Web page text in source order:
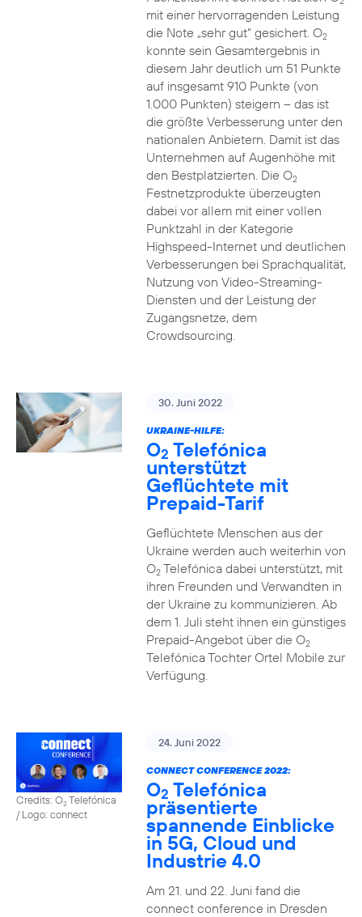
mit einer hervorragenden Leistung
die Note „sehr gut“ gesichert. O2
konnte sein Gesamtergebnis in
diesem Jahr deutlich um 51 Punkte
auf insgesamt 910 Punkte (von
1.000 Punkten) steigern – das ist
die größte Verbesserung unter den
nationalen Anbietern. Damit ist das
Unternehmen auf Augenhöhe mit
den Bestplatzierten. Die O2
Festnetzprodukte überzeugten
dabei vor allem mit einer vollen
Punktzahl in der Kategorie
Highspeed-Internet und deutlichen
Verbesserungen bei Sprachqualität,
Nutzung von Video-Streaming-
Diensten und der Leistung der
Zugangsnetze, dem
Crowdsourcing.
30. Juni 2022
UKRAINE-HILFE:
O2 Telefónica
unterstützt
Geflüchtete mit
Prepaid-Tarif
Geflüchtete Menschen aus der
Ukraine werden auch weiterhin von
O2Telefónica dabei unterstützt, mit
ihren Freunden und Verwandten in
der Ukraine zu kommunizieren. Ab
dem 1. Juli steht ihnen ein günstiges
Prepaid-Angebot über die O2
Telefónica Tochter Ortel Mobile zur
Verfügung.
Credits: O2Telefónica
/ Logo: connect
24. Juni 2022
CONNECT CONFERENCE 2022:
O2 Telefónica
präsentierte
spannende Einblicke
in 5G, Cloud und
Industrie 4.0
Am 21. und 22. Juni fand die
connect conference in Dresden